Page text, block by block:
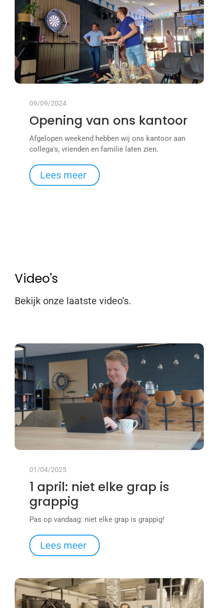
09/09/2024
Opening van ons kantoor
Afgelopen weekend hebben wij ons kantoor aan
collega's, vrienden en familie laten zien.
Lees meer
Video's
Bekijk onze laatste video’s.
01/04/2025
1 april: niet elke grap is
grappig
Pas op vandaag: niet elke grap is grappig!
Lees meer